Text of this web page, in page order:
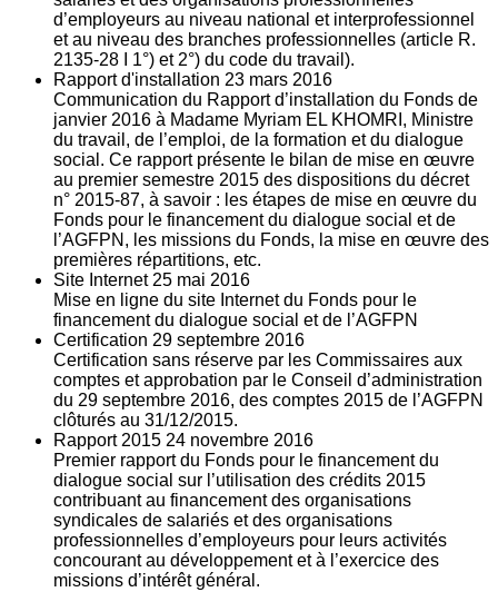
d’employeurs au niveau national et interprofessionnel
et au niveau des branches professionnelles (article R.
2135‐28 I 1°) et 2°) du code du travail).
Rapport d'installation 23 mars 2016
Communication du Rapport d’installation du Fonds de
janvier 2016 à Madame Myriam EL KHOMRI, Ministre
du travail, de l’emploi, de la formation et du dialogue
social. Ce rapport présente le bilan de mise en œuvre
au premier semestre 2015 des dispositions du décret
n° 2015-87, à savoir : les étapes de mise en œuvre du
Fonds pour le financement du dialogue social et de
l’AGFPN, les missions du Fonds, la mise en œuvre des
premières répartitions, etc.
Site Internet 25 mai 2016
Mise en ligne du site Internet du Fonds pour le
financement du dialogue social et de l’AGFPN
Certification 29 septembre 2016
Certification sans réserve par les Commissaires aux
comptes et approbation par le Conseil d’administration
du 29 septembre 2016, des comptes 2015 de l’AGFPN
clôturés au 31/12/2015.
Rapport 2015 24 novembre 2016
Premier rapport du Fonds pour le financement du
dialogue social sur l’utilisation des crédits 2015
contribuant au financement des organisations
syndicales de salariés et des organisations
professionnelles d’employeurs pour leurs activités
concourant au développement et à l’exercice des
missions d’intérêt général.